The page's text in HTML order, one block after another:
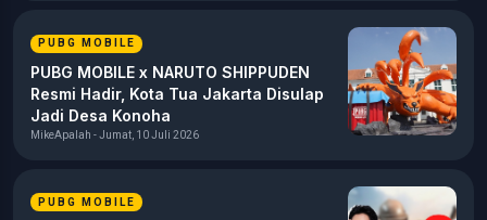
PUBG MOBILE
PUBG MOBILE x NARUTO SHIPPUDEN
Resmi Hadir, Kota Tua Jakarta Disulap
Jadi Desa Konoha
MikeApalah - Jumat, 10 Juli 2026
PUBG MOBILE